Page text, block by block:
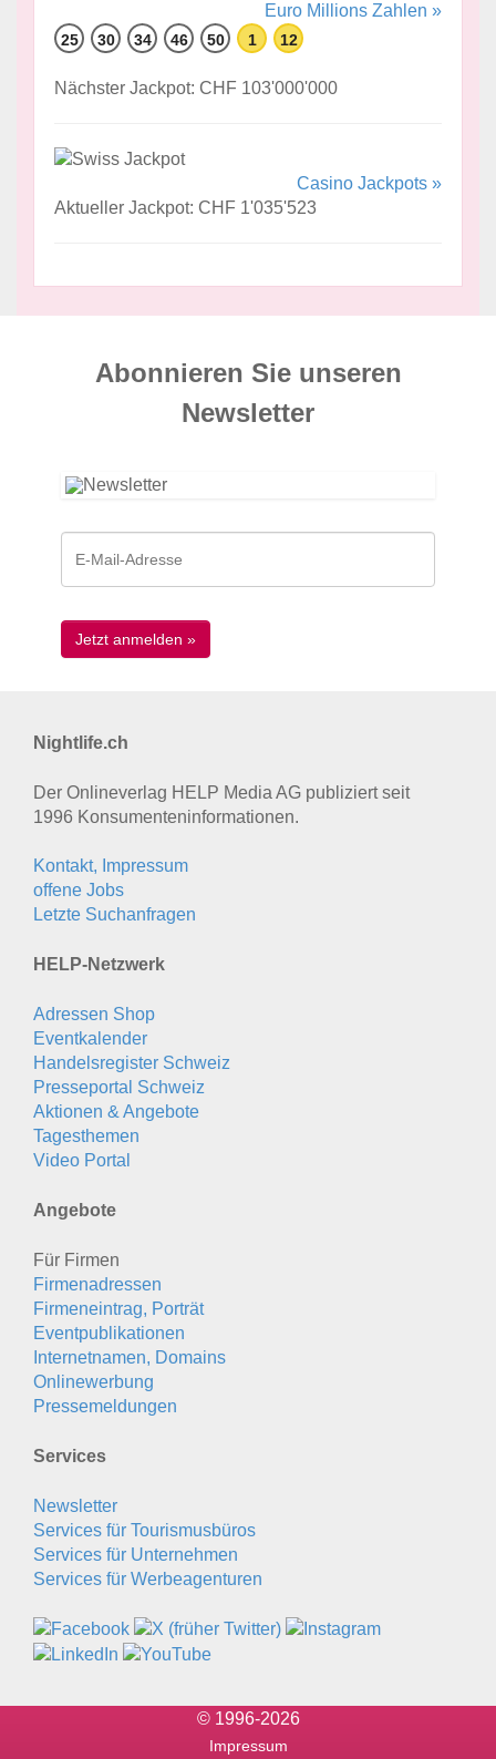
Euro Millions Zahlen »
25 30 34 46 50 1 12
Nächster Jackpot: CHF 103'000'000
Casino Jackpots »
Aktueller Jackpot: CHF 1'035'523
Abonnieren Sie unseren
News­letter
Nightlife.ch
Der Onlineverlag HELP Media AG publiziert seit
1996 Konsumenten­informationen.
Kontakt, Impressum
offene Jobs
Letzte Suchanfragen
HELP-Netzwerk
Adressen Shop
Eventkalender
Handelsregister Schweiz
Presseportal Schweiz
Aktionen & Angebote
Tagesthemen
Video Portal
Angebote
Für Firmen
Firmenadressen
Firmeneintrag, Porträt
Eventpublikationen
Internetnamen, Domains
Onlinewerbung
Pressemeldungen
Services
Newsletter
Services für Tourismusbüros
Services für Unternehmen
Services für Werbeagenturen
© 1996-2026
Impressum